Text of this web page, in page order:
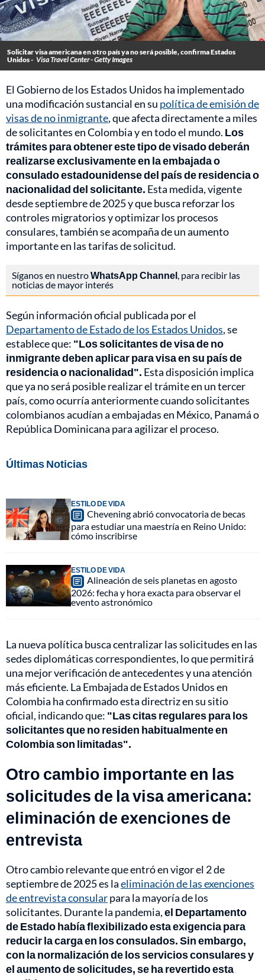
Solicitar visa americana en otro país ya no será posible, confirma Estados
Unidos - Visa Travel Center - Getty Images
El Gobierno de los Estados Unidos ha implementado
una modificación sustancial en su política de emisión de
visas de no inmigrante, que afecta directamente a miles
de solicitantes en Colombia y en todo el mundo. Los
trámites para obtener este tipo de visado deberán
realizarse exclusivamente en la embajada o
consulado estadounidense del país de residencia o
nacionalidad del solicitante. Esta medida, vigente
desde septiembre de 2025 y que busca reforzar los
controles migratorios y optimizar los procesos
consulares, también se acompaña de un aumento
importante en las tarifas de solicitud.
Síganos en nuestroWhatsApp Channel, para recibir las
noticias de mayor interés
Según información oficial publicada por el
Departamento de Estado de los Estados Unidos, se
establece que: "Los solicitantes de visa de no
inmigrante deben aplicar para visa en su país de
residencia o nacionalidad". Esta disposición implica
que ya no será posible realizar el trámite en un tercer
país, como ocurría anteriormente cuando solicitantes
colombianos acudían a embajadas en México, Panamá o
República Dominicana para agilizar el proceso.
Últimas Noticias
ESTILO DE VIDA
Chevening abrió convocatoria de becas
para estudiar una maestría en Reino Unido:
cómo inscribirse
ESTILO DE VIDA
Alineación de seis planetas en agosto
2026: fecha y hora exacta para observar el
evento astronómico
La nueva política busca centralizar las solicitudes en las
sedes diplomáticas correspondientes, lo que permitirá
una mejor verificación de antecedentes y una atención
más eficiente. La Embajada de Estados Unidos en
Colombia ha confirmado esta directriz en su sitio
oficial, indicando que: "Las citas regulares para los
solicitantes que no residen habitualmente en
Colombia son limitadas".
Otro cambio importante en las
solicitudes de la visa americana:
eliminación de exenciones de
entrevista
Otro cambio relevante que entró en vigor el 2 de
septiembre de 2025 es laeliminación de las exenciones
de entrevista consularpara la mayoría de los
solicitantes. Durante la pandemia,el Departamento
de Estado había flexibilizado esta exigencia para
reducir la carga en los consulados. Sin embargo,
con la normalización de los servicios consulares y
el aumento de solicitudes, se ha revertido esta